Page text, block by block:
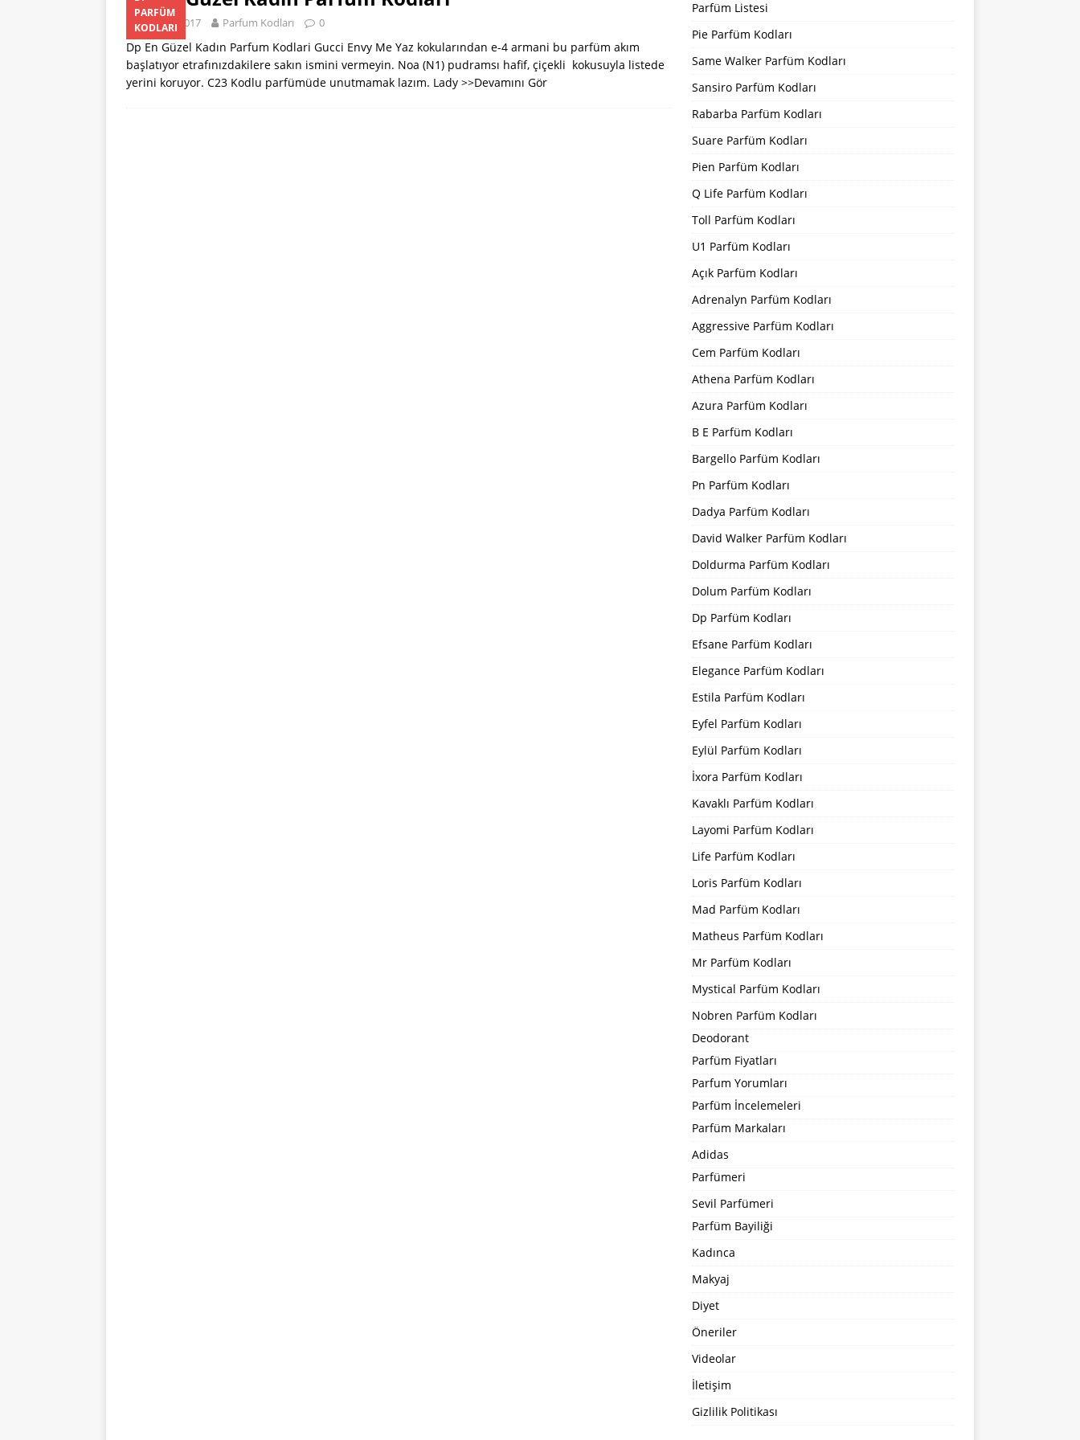
PARFÜM KODLARI
[ 31 Temmuz 2025 ] Dp Parfüm Kodları 2025 DP PARFÜM KODLARI
PARFÜM
KODLARI
26 Mart 2017 Parfum Kodları 0
Dp En Güzel Kadın Parfum Kodlari Gucci Envy Me Yaz kokularından e-4 armani bu parfüm akım
başlatıyor etrafınızdakilere sakın ismini vermeyin. Noa (N1) pudramsı hafif, çiçekli kokusuyla listede
yerini koruyor. C23 Kodlu parfümüde unutmamak lazım. Lady >>Devamını Gör
Parfüm Listesi
Pie Parfüm Kodları
Same Walker Parfüm Kodları
Sansiro Parfüm Kodları
Rabarba Parfüm Kodları
Suare Parfüm Kodları
Pien Parfüm Kodları
Q Life Parfüm Kodları
Toll Parfüm Kodları
U1 Parfüm Kodları
Açık Parfüm Kodları
Adrenalyn Parfüm Kodları
Aggressive Parfüm Kodları
Cem Parfüm Kodları
Athena Parfüm Kodları
Azura Parfüm Kodları
B E Parfüm Kodları
Bargello Parfüm Kodları
Pn Parfüm Kodları
Dadya Parfüm Kodları
David Walker Parfüm Kodları
Doldurma Parfüm Kodları
Dolum Parfüm Kodları
Dp Parfüm Kodları
Efsane Parfüm Kodları
Elegance Parfüm Kodları
Estila Parfüm Kodları
Eyfel Parfüm Kodları
Eylül Parfüm Kodları
İxora Parfüm Kodları
Kavaklı Parfüm Kodları
Layomi Parfüm Kodları
Life Parfüm Kodları
Loris Parfüm Kodları
Mad Parfüm Kodları
Matheus Parfüm Kodları
Mr Parfüm Kodları
Mystical Parfüm Kodları
Nobren Parfüm Kodları
Deodorant
Parfüm Fiyatları
Parfum Yorumları
Parfüm İncelemeleri
Parfüm Markaları
Adidas
Parfümeri
Sevil Parfümeri
Parfüm Bayiliği
Kadınca
Makyaj
Diyet
Öneriler
Videolar
İletişim
Gizlilik Politikası